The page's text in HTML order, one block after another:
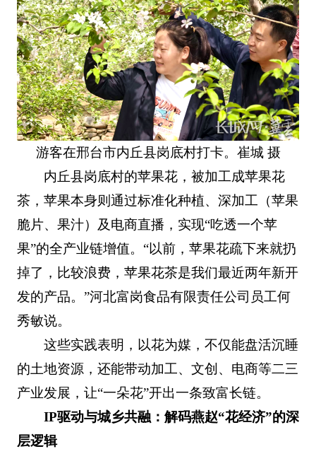
游客在邢台市内丘县岗底村打卡。崔城 摄
内丘县岗底村的苹果花，被加工成苹果花
茶，苹果本身则通过标准化种植、深加工（苹果
脆片、果汁）及电商直播，实现“吃透一个苹
果”的全产业链增值。“以前，苹果花疏下来就扔
掉了，比较浪费，苹果花茶是我们最近两年新开
发的产品。”河北富岗食品有限责任公司员工何
秀敏说。
这些实践表明，以花为媒，不仅能盘活沉睡
的土地资源，还能带动加工、文创、电商等二三
产业发展，让“一朵花”开出一条致富长链。
IP驱动与城乡共融：解码燕赵“花经济”的深
层逻辑